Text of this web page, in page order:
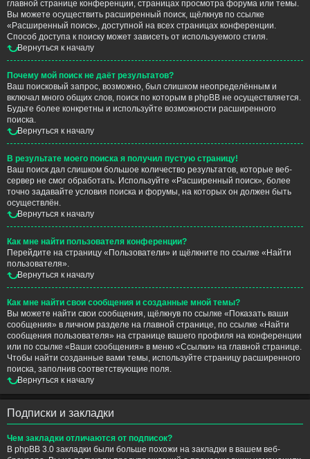
главной странице конференции, страницах просмотра форума или темы.
Вы можете осуществить расширенный поиск, щёлкнув по ссылке
«Расширенный поиск», доступной на всех страницах конференции.
Способ доступа к поиску может зависеть от используемого стиля.
Вернуться к началу
Почему мой поиск не даёт результатов?
Ваш поисковый запрос, возможно, был слишком неопределённым и
включал много общих слов, поиск по которым в phpBB не осуществляется.
Будьте более конкретны и используйте возможности расширенного
поиска.
Вернуться к началу
В результате моего поиска я получил пустую страницу!
Ваш поиск дал слишком большое количество результатов, которые веб-
сервер не смог обработать. Используйте «Расширенный поиск», более
точно задавайте условия поиска и форумы, на которых он должен быть
осуществлён.
Вернуться к началу
Как мне найти пользователя конференции?
Перейдите на страницу «Пользователи» и щёлкните по ссылке «Найти
пользователя».
Вернуться к началу
Как мне найти свои сообщения и созданные мной темы?
Вы можете найти свои сообщения, щёлкнув по ссылке «Показать ваши
сообщения» в личном разделе на главной странице, по ссылке «Найти
сообщения пользователя» на странице вашего профиля на конференции
или по ссылке «Ваши сообщения» в меню «Ссылки» на главной странице.
Чтобы найти созданные вами темы, используйте страницу расширенного
поиска, заполнив соответствующие поля.
Вернуться к началу
Подписки и закладки
Чем закладки отличаются от подписок?
В phpBB 3.0 закладки были больше похожи на закладки в вашем веб-